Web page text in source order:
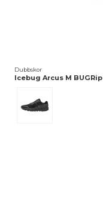
Dubbskor
Icebug Arcus M BUGRip